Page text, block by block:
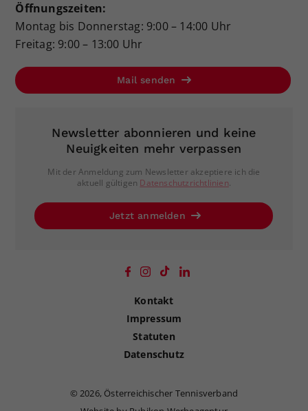
Öffnungszeiten:
Montag bis Donnerstag: 9:00 – 14:00 Uhr
Freitag: 9:00 – 13:00 Uhr
Mail senden
Newsletter abonnieren und keine
Neuigkeiten mehr verpassen
Mit der Anmeldung zum Newsletter akzeptiere ich die
aktuell gültigen Datenschutzrichtlinien.
Jetzt anmelden
Kontakt
Impressum
Statuten
Datenschutz
©2026, Österreichischer Tennisverband